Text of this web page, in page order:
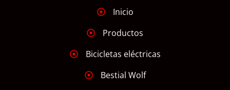
Inicio
Productos
Bicicletas eléctricas
Bestial Wolf